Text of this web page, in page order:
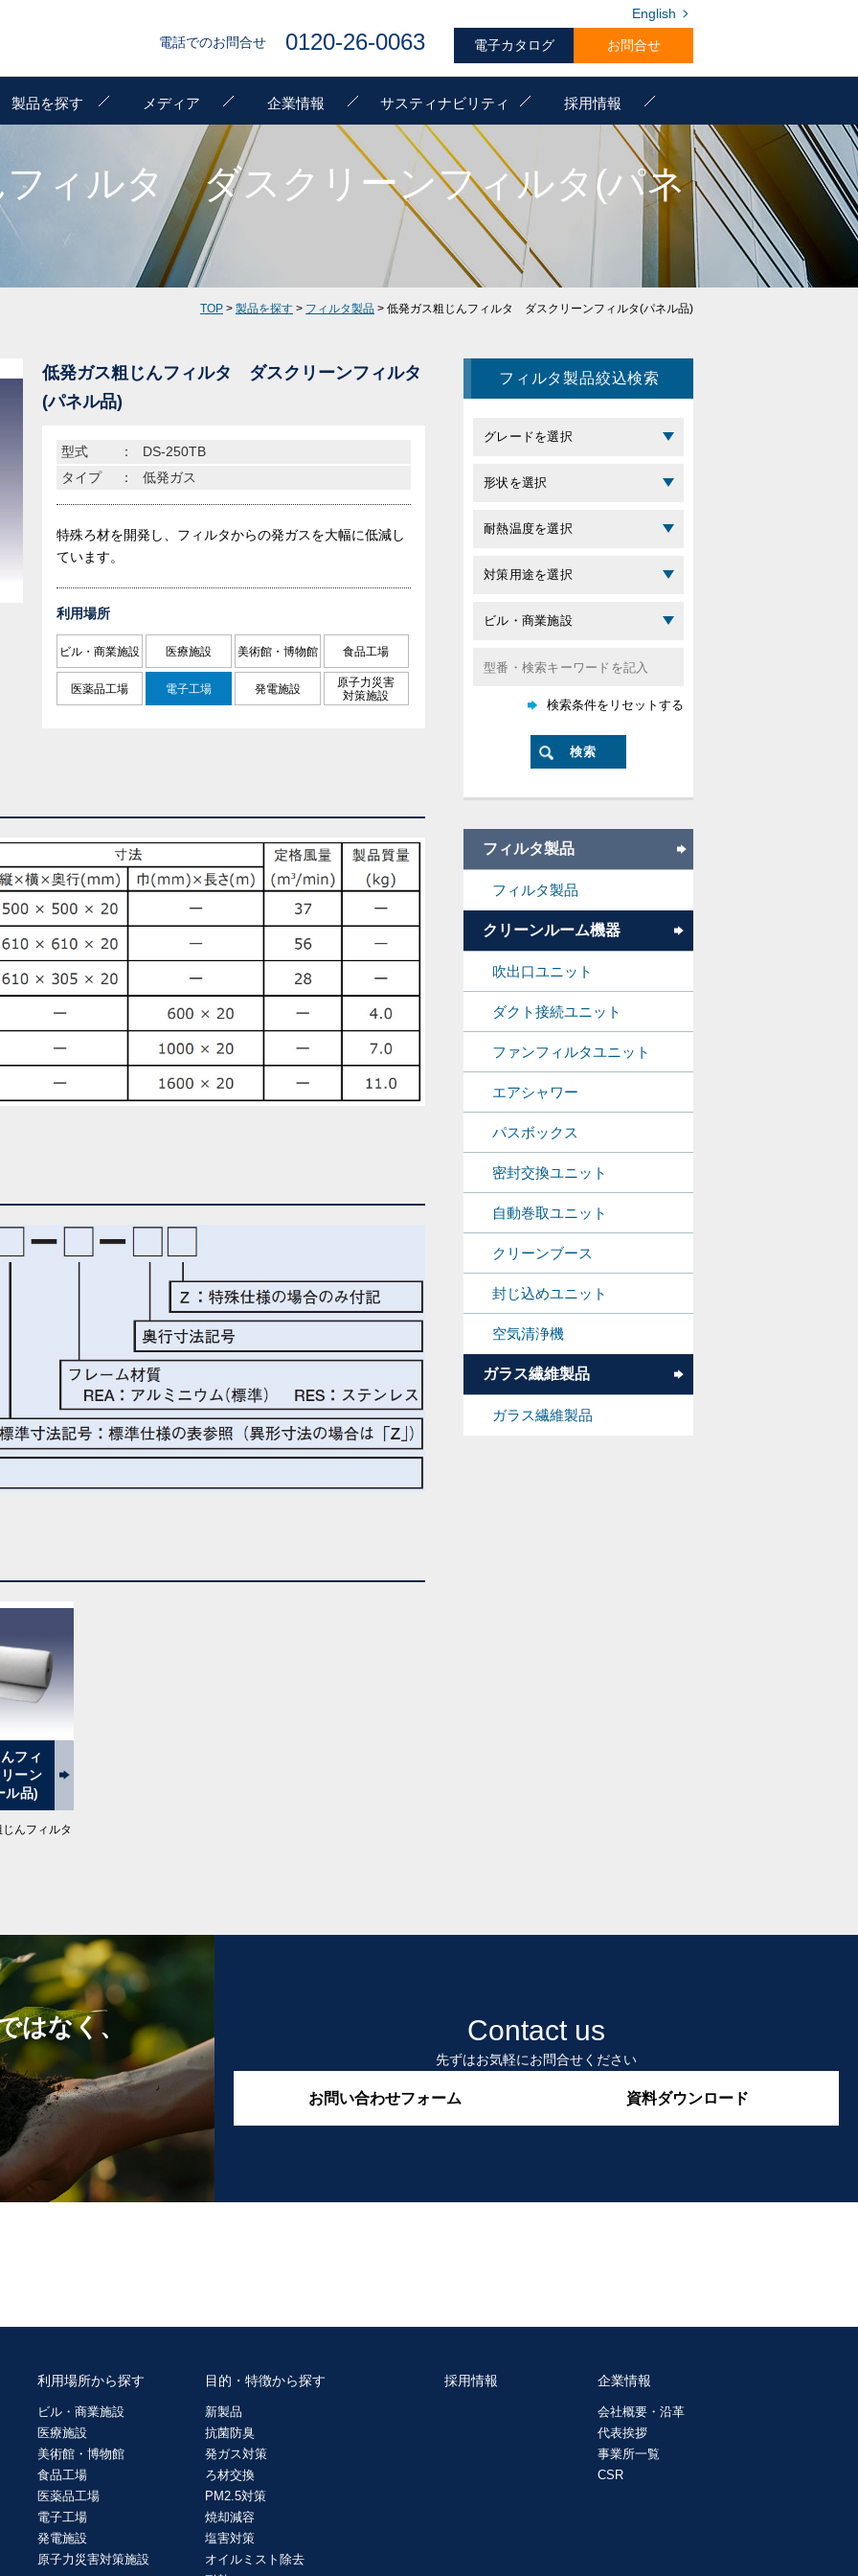
電話でのお問合せ 0120-26-0063 電子カタログ お問合せ
English
製品を探す メディア 企業情報 サスティナビリティ 採用情報
フィルタ ダスクリーンフィルタ(パネ
TOP > 製品を探す > フィルタ製品 > 低発ガス粗じんフィルタ ダスクリーンフィルタ(パネル品)
低発ガス粗じんフィルタ ダスクリーンフィルタ
(パネル品)
型式 ：
DS-250TB
タイプ
： 低発ガス
特殊ろ材を開発し、フィルタからの発ガスを大幅に低減し
ています。
利用場所
ビル・商業施設 医療施設 美術館・博物館 食品工場
医薬品工場 電子工場 発電施設
原子力災害
対策施設
フィ
ーン
ル品)
んフィルタ
フィルタ製品絞込検索
フィルタ製品
フィルタ製品
クリーンルーム機器
吹出口ユニット
ダクト接続ユニット
ファンフィルタユニット
エアシャワー
パスボックス
密封交換ユニット
自動巻取ユニット
クリーンブース
封じ込めユニット
空気清浄機
ガラス繊維製品
ガラス繊維製品
はなく、 Contact us
先ずはお気軽にお問合せください
お問い合わせフォーム 資料ダウンロード
利用場所から探す
ビル・商業施設
医療施設
美術館・博物館
食品工場
医薬品工場
電子工場
発電施設
原子力災害対策施設
目的・特徴から探す
新製品
抗菌防臭
発ガス対策
ろ材交換
PM2.5対策
焼却減容
塩害対策
オイルミスト除去
採用情報 企業情報
会社概要・沿革
代表挨拶
事業所一覧
CSR